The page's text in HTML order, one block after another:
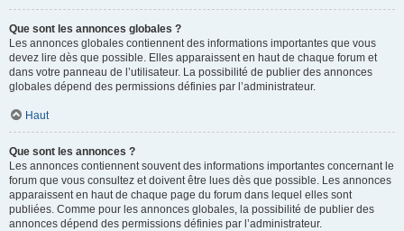
Que sont les annonces globales ?
Les annonces globales contiennent des informations importantes que vous
devez lire dès que possible. Elles apparaissent en haut de chaque forum et
dans votre panneau de l’utilisateur. La possibilité de publier des annonces
globales dépend des permissions définies par l’administrateur.
Haut
Que sont les annonces ?
Les annonces contiennent souvent des informations importantes concernant le
forum que vous consultez et doivent être lues dès que possible. Les annonces
apparaissent en haut de chaque page du forum dans lequel elles sont
publiées. Comme pour les annonces globales, la possibilité de publier des
annonces dépend des permissions définies par l’administrateur.